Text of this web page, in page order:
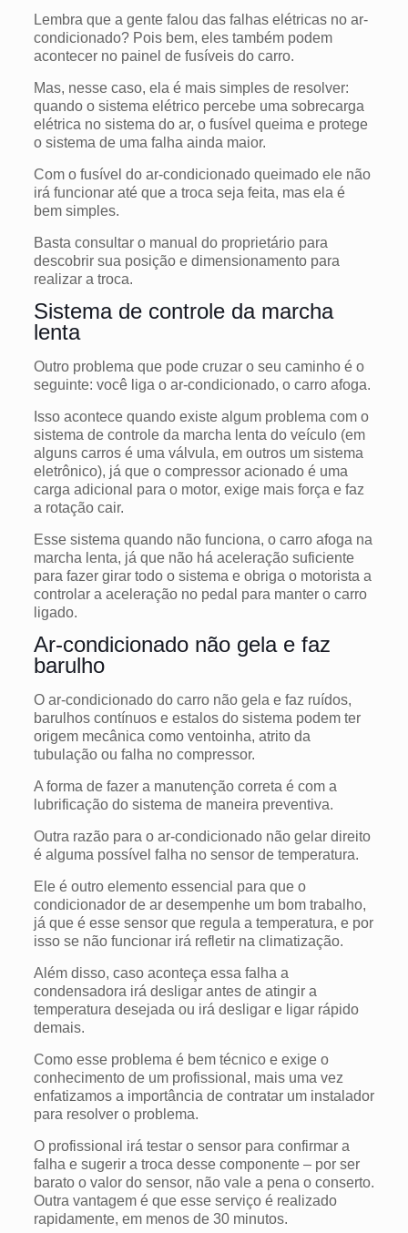
Lembra que a gente falou das falhas elétricas no ar-
condicionado? Pois bem, eles também podem
acontecer no painel de fusíveis do carro.
Mas, nesse caso, ela é mais simples de resolver:
quando o sistema elétrico percebe uma sobrecarga
elétrica no sistema do ar, o fusível queima e protege
o sistema de uma falha ainda maior.
Com o fusível do ar-condicionado queimado ele não
irá funcionar até que a troca seja feita, mas ela é
bem simples.
Basta consultar o manual do proprietário para
descobrir sua posição e dimensionamento para
realizar a troca.
Sistema de controle da marcha
lenta
Outro problema que pode cruzar o seu caminho é o
seguinte: você liga o ar-condicionado, o carro afoga.
Isso acontece quando existe algum problema com o
sistema de controle da marcha lenta do veículo (em
alguns carros é uma válvula, em outros um sistema
eletrônico), já que o compressor acionado é uma
carga adicional para o motor, exige mais força e faz
a rotação cair.
Esse sistema quando não funciona, o carro afoga na
marcha lenta, já que não há aceleração suficiente
para fazer girar todo o sistema e obriga o motorista a
controlar a aceleração no pedal para manter o carro
ligado.
Ar-condicionado não gela e faz
barulho
O ar-condicionado do carro não gela e faz ruídos,
barulhos contínuos e estalos do sistema podem ter
origem mecânica como ventoinha, atrito da
tubulação ou falha no compressor.
A forma de fazer a manutenção correta é com a
lubrificação do sistema de maneira preventiva.
Outra razão para o ar-condicionado não gelar direito
é alguma possível falha no sensor de temperatura.
Ele é outro elemento essencial para que o
condicionador de ar desempenhe um bom trabalho,
já que é esse sensor que regula a temperatura, e por
isso se não funcionar irá refletir na climatização.
Além disso, caso aconteça essa falha a
condensadora irá desligar antes de atingir a
temperatura desejada ou irá desligar e ligar rápido
demais.
Como esse problema é bem técnico e exige o
conhecimento de um profissional, mais uma vez
enfatizamos a importância de contratar um instalador
para resolver o problema.
O profissional irá testar o sensor para confirmar a
falha e sugerir a troca desse componente – por ser
barato o valor do sensor, não vale a pena o conserto.
Outra vantagem é que esse serviço é realizado
rapidamente, em menos de 30 minutos.